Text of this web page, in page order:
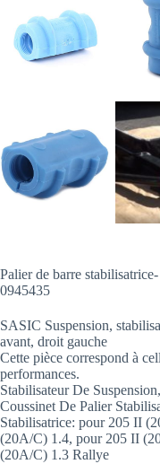
Palier de barre
0945435
SASIC Suspension,
avant, droit gauche
Cette pièce correspond à
performances.
Stabilisateur De
Coussinet De Palier
Stabilisatrice: pour 205 II
(20A/C) 1.4, pour 205 II
(20A/C) 1.3 Rallye